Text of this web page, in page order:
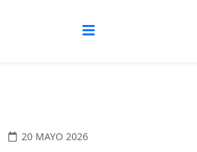
20 MAYO 2026